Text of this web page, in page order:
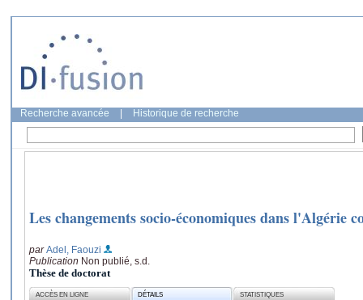
Recherche avancée Historique de recherche
Les changements socio-économiques dans l'Algérie
parAdel, Faouzi
Publication Non publié, s.d.
Thèse de doctorat
ACCÈS EN LIGNE DÉTAILS STATISTIQUES